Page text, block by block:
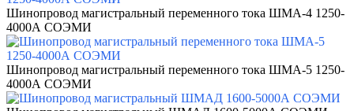
Шинопровод магистральный переменного тока ШМА-4 1250-
4000А СОЭМИ
Шинопровод магистральный переменного тока ШМА-5 1250-
4000А СОЭМИ